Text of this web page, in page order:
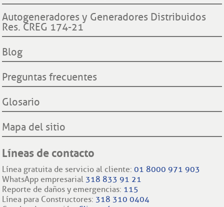
Procuraduría General de la Nación
Superintendencia de Servicios Públicos Domiciliarios SSP
Comisión Regulación de Energía y Gas CREG
Derechos y deberes clientes y usuarios ESSA
Hechos históricos
Proyecto hidroeléctrico Ituango
Filiales nacionales
Filiales internacionales
Declaración de cumplimiento reglas de comportamiento
Procedimientos cambio de comercializador y conexión a la
red.
Autogeneradores y Generadores Distribuidos
Res. CREG 174-21
Blog
Preguntas frecuentes
Glosario
Mapa del sitio
Líneas de contacto
Línea gratuita de servicio al cliente:01 8000 971 903
WhatsApp empresarial 318 833 91 21
Reporte de daños y emergencias: 115
Línea para Constructores: 318 310 0404